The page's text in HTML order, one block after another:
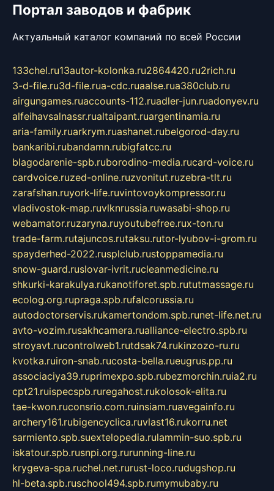
Портал заводов и фабрик
Актуальный каталог компаний по всей России
133chel.ru13autor-kolonka.ru2864420.ru2rich.ru
3-d-file.ru3d-file.rua-cdc.ruaalse.rua380club.ru
airgungames.ruaccounts-112.ruadler-jun.ruadonyev.ru
alfeihavsalnassr.rualtaipant.ruargentinamia.ru
aria-family.ruarkrym.ruashanet.rubelgorod-day.ru
bankaribi.rubandamn.rubigfatcc.ru
blagodarenie-spb.ruborodino-media.rucard-voice.ru
cardvoice.ruzed-online.ruzvonitut.ruzebra-tlt.ru
zarafshan.ruyork-life.ruvintovoykompressor.ru
vladivostok-map.ruvlknrussia.ruwasabi-shop.ru
webamator.ruzaryna.ruyoutubefree.rux-ton.ru
trade-farm.rutajuncos.rutaksu.rutor-lyubov-i-grom.ru
spayderhed-2022.rusplclub.rustoppamedia.ru
snow-guard.ruslovar-ivrit.rucleanmedicine.ru
shkurki-karakulya.rukanotiforet.spb.rututmassage.ru
ecolog.org.rupraga.spb.rufalcorussia.ru
autodoctorservis.rukamertondom.spb.runet-life.net.ru
avto-vozim.rusakhcamera.rualliance-electro.spb.ru
stroyavt.rucontrolweb1.rutdsak74.rukinzozo-ru.ru
kvotka.ruiron-snab.rucosta-bella.rueugrus.pp.ru
associaciya39.ruprimexpo.spb.rubezmorchin.ruia2.ru
cpt21.ruispecspb.ruregahost.rukolosok-elita.ru
tae-kwon.ruconsrio.com.ruinsiam.ruavegainfo.ru
archery161.rubigencyclica.ruvlast16.rukorru.net
sarmiento.spb.suextelopedia.rulammin-suo.spb.ru
iskatour.spb.rusnpi.org.rurunning-line.ru
krygeva-spa.ruchel.net.rurust-loco.rudugshop.ru
hl-beta.spb.ruschool494.spb.rumymubaby.ru